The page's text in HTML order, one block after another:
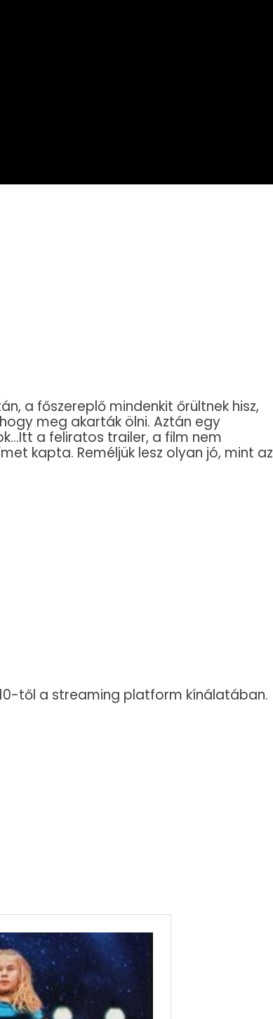
a főszereplő mindenkit őrültnek hisz,
meg akarták ölni. Aztán egy
a feliratos trailer, a film nem
kapta. Reméljük lesz olyan jó, mint az
től a streaming platform kínálatában.